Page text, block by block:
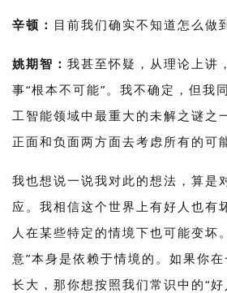
辛顿： 目前我们确实不知道怎么做
姚期智： 我甚至怀疑，从理论上讲
事“根本不可能”。我不确定，但我
工智能领域中最重大的未解之谜之
正面和负面两方面去考虑所有的可
我也想说一说我对此的想法，算是
应。我相信这个世界上有好人也有
人在某些特定的情境下也可能变坏
意”本身是依赖于情境的。如果你
长大，那你想按照我们常识中的“